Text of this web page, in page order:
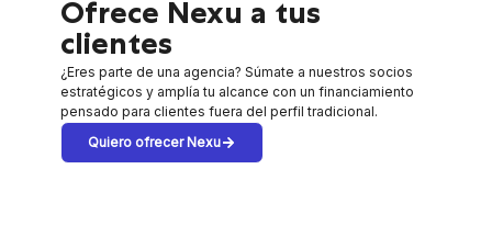
Ofrece Nexu a tus
clientes
¿Eres parte de una agencia? Súmate a nuestros socios
estratégicos y amplía tu alcance con un financiamiento
pensado para clientes fuera del perfil tradicional.
Quiero ofrecer Nexu